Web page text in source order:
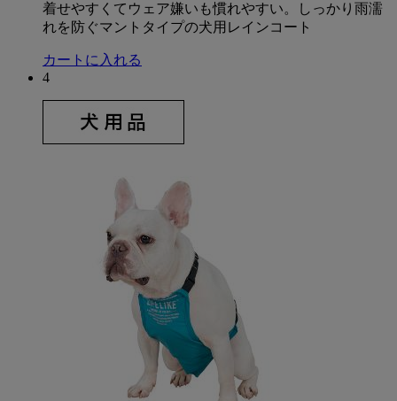
着せやすくてウェア嫌いも慣れやすい。しっかり雨濡
れを防ぐマントタイプの犬用レインコート
カートに入れる
4